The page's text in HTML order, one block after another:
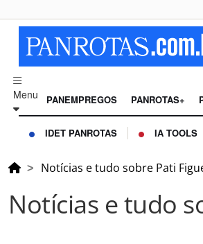
Menu PANEMPREGOS PANROTAS+
IDET PANROTAS IA TOOLS
Notícias e tudo sobre Pati
Notícias e tudo